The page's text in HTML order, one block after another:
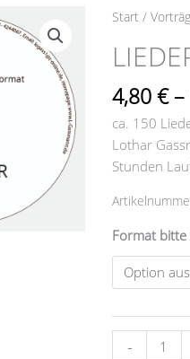
Start /
4,80€–
ca. 150
Lothar
Stunden
Format bitte
-
LIEDER
GEDICHTE.
2
Menge